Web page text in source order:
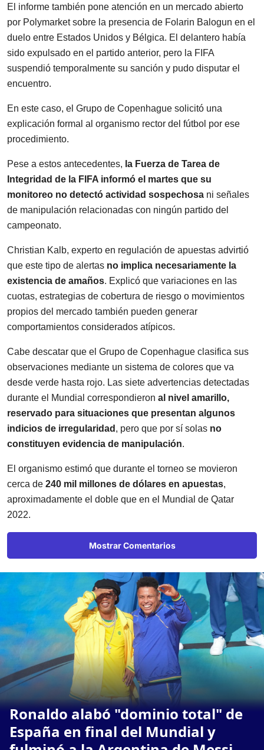
El informe también pone atención en un mercado abierto
por Polymarket sobre la presencia de Folarin Balogun en el
duelo entre Estados Unidos y Bélgica. El delantero había
sido expulsado en el partido anterior, pero la FIFA
suspendió temporalmente su sanción y pudo disputar el
encuentro.
En este caso, el Grupo de Copenhague solicitó una
explicación formal al organismo rector del fútbol por ese
procedimiento.
Pese a estos antecedentes, la Fuerza de Tarea de
Integridad de la FIFA informó el martes que su
monitoreo no detectó actividad sospechosa ni señales
de manipulación relacionadas con ningún partido del
campeonato.
Christian Kalb, experto en regulación de apuestas advirtió
que este tipo de alertas no implica necesariamente la
existencia de amaños. Explicó que variaciones en las
cuotas, estrategias de cobertura de riesgo o movimientos
propios del mercado también pueden generar
comportamientos considerados atípicos.
Cabe descatar que el Grupo de Copenhague clasifica sus
observaciones mediante un sistema de colores que va
desde verde hasta rojo. Las siete advertencias detectadas
durante el Mundial correspondieron al nivel amarillo,
reservado para situaciones que presentan algunos
indicios de irregularidad , pero que por sí solas no
constituyen evidencia de manipulación.
El organismo estimó que durante el torneo se movieron
cerca de 240 mil millones de dólares en apuestas,
aproximadamente el doble que en el Mundial de Qatar
2022.
Mostrar Comentarios
Ronaldo alabó "dominio total" de
España en final del Mundial y